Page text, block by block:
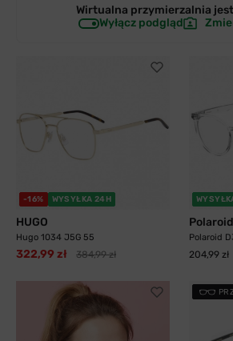
Wirtualna przymierzalnia jest
Wyłącz podgląd
-16% WYSYŁKA 24H
HUGO
Hugo 1034 J5G 55
322,99 zł 384,99 zł
Polaroid
Polaroid
204,99 zł